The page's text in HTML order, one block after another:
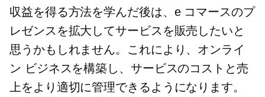
収益を得る方法を学んだ後は、e コマースのプ
レゼンスを拡大してサービスを販売したいと
思うかもしれません。これにより、オンライ
ン ビジネスを構築し、サービスのコストと売
上をより適切に管理できるようになります。